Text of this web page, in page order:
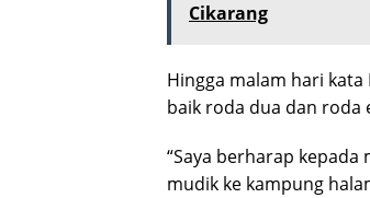
Cikarang
Hingga malam hari
baik roda dua dan roda
“Saya berharap
mudik ke kampung